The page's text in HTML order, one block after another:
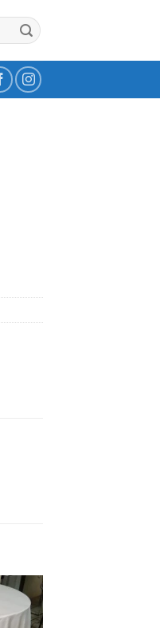
Add to